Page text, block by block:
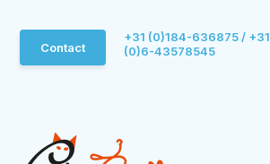
Contact
+31 (0)184-636875 / +31
(0)6-43578545